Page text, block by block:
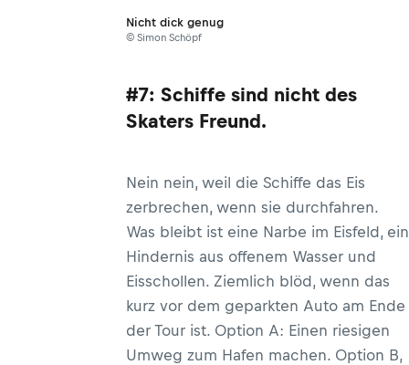
Nicht dick genug
© Simon Schöpf
#7: Schiffe sind nicht des
Skaters Freund.
Nein nein, weil die Schiffe das Eis
zerbrechen, wenn sie durchfahren.
Was bleibt ist eine Narbe im Eisfeld, ein
Hindernis aus offenem Wasser und
Eisschollen. Ziemlich blöd, wenn das
kurz vor dem geparkten Auto am Ende
der Tour ist. Option A: Einen riesigen
Umweg zum Hafen machen. Option B,